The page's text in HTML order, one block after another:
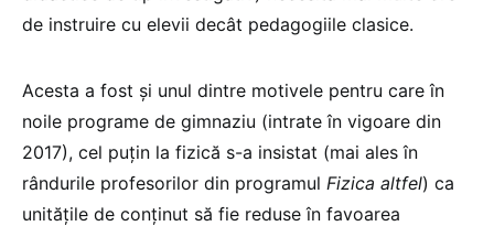
de instruire cu elevii decât pedagogiile clasice.
Acesta a fost și unul dintre motivele pentru care în
noile programe de gimnaziu (intrate în vigoare din
2017), cel puțin la fizică s-a insistat (mai ales în
rândurile profesorilor din programul Fizica altfel) ca
unitățile de conținut să fie reduse în favoarea